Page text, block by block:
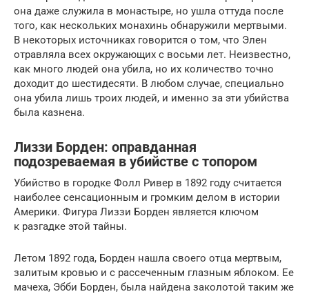
она даже служила в монастыре, но ушла оттуда после
того, как нескольких монахинь обнаружили мертвыми.
В некоторых источниках говорится о том, что Элен
отравляла всех окружающих с восьми лет. Неизвестно,
как много людей она убила, но их количество точно
доходит до шестидесяти. В любом случае, специально
она убила лишь троих людей, и именно за эти убийства
была казнена.
Лиззи Борден: оправданная
подозреваемая в убийстве с топором
Убийство в городке Фолл Ривер в 1892 году считается
наиболее сенсационным и громким делом в истории
Америки. Фигура Лиззи Борден является ключом
к разгадке этой тайны.
Летом 1892 года, Борден нашла своего отца мертвым,
залитым кровью и с рассеченным глазным яблоком. Ее
мачеха, Эбби Борден, была найдена заколотой таким же